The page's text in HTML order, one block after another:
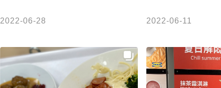
2022-06-28 2022-06-11